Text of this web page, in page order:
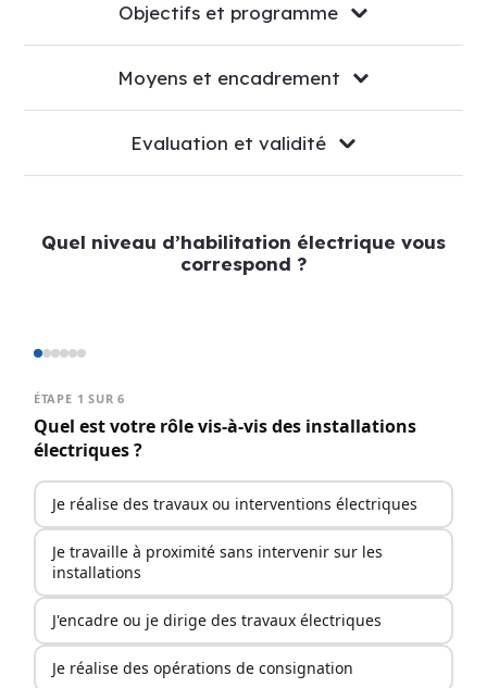
Objectifs et programme
Moyens et encadrement
Evaluation et validité
Quel niveau d’habilitation électrique vous
correspond ?
ÉTAPE 1 SUR 6
Quel est votre rôle vis-à-vis des installations
électriques ?
Je réalise des travaux ou interventions électriques
Je travaille à proximité sans intervenir sur les
installations
J'encadre ou je dirige des travaux électriques
Je réalise des opérations de consignation